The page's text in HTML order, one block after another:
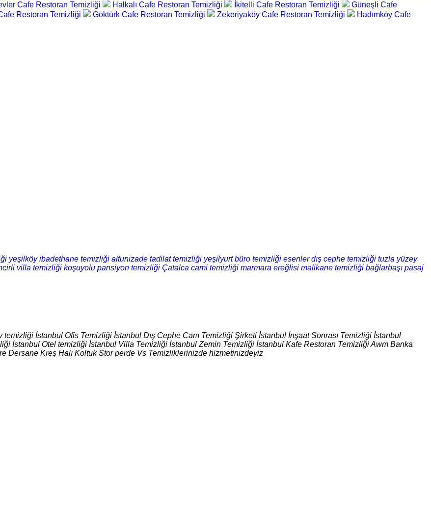
Cafe Restoran Temizliği Halkalı Cafe Restoran Temizliği İkitelli Cafe Restoran Temizliği
Güneşli Cafe
Restoran Temizliği Göktürk Cafe Restoran Temizliği Zekeriyaköy Cafe Restoran Temizliği
Hadımköy Cafe
yeşilköy ibadethane temizliği altunizade tadilat temizliği yeşilyurt büro temizliği esenler dış cephe temizliği tuzla yüzey
villa temizliği koşuyolu pansiyon temizliği Çatalca cami temizliği marmara ereğlisi malikane temizliği bağlarbaşı pasaj
İstanbul Ofis Temizliği İstanbul Dış Cephe Cam Temizliği Şirketi İstanbul İnşaat Sonrası Temizliği İstanbul
İstanbul Otel temizliği İstanbul Villa Temizliği İstanbul Zemin Temizliği İstanbul Kafe Restoran Temizliği Awm Banka
Dersane Kreş Halı Koltuk Stor perde Vs Temizliklerinizde hizmetinizdeyiz